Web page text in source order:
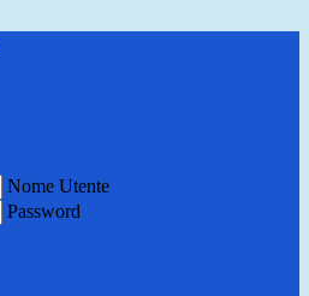
Nome Utente
Password